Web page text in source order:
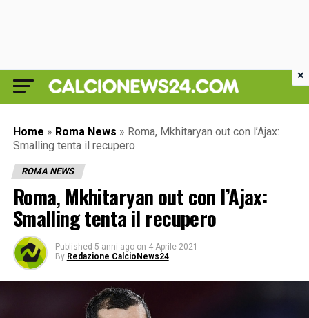
Home » Roma News » Roma, Mkhitaryan out con l’Ajax:
Smalling tenta il recupero
ROMA NEWS
Roma, Mkhitaryan out con l’Ajax:
Smalling tenta il recupero
Published 5 anni ago on 4 Aprile 2021
By Redazione CalcioNews24
×